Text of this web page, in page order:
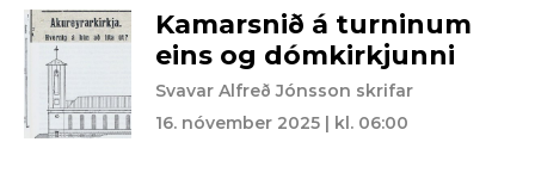
Kamarsnið á turninum
eins og dómkirkjunni
Svavar Alfreð Jónsson skrifar
16. nóvember 2025 | kl. 06:00